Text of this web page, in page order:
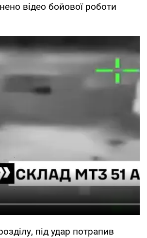
відео бойової роботи
під удар потрапив